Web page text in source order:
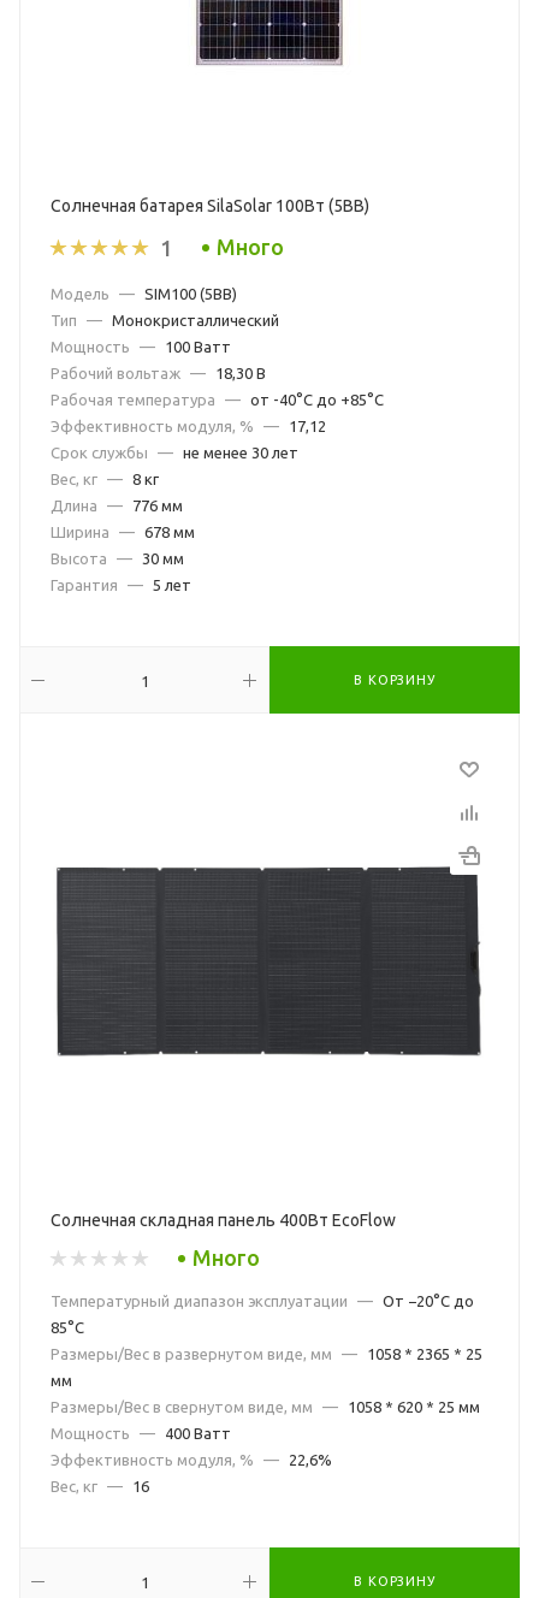
Солнечная батарея SilaSolar 100Вт (5BB)
1 Много
Модель — SIM100 (5BB)
Тип
— Монокристаллический
Мощность
—
100 Ватт
Рабочий вольтаж —
18,30 В
Рабочая температура
— от -40°С до +85°С
Эффективность модуля, %
—
17,12
Срок службы
— не менее 30 лет
Вес, кг — 8 кг
Длина
—
776 мм
Ширина
— 678 мм
Высота
—
30 мм
Гарантия
— 5 лет
В КОРЗИНУ
Солнечная складная панель 400Вт EcoFlow
Много
Температурный диапазон эксплуатации — От −20°C до
85°C
Размеры/Вес в развернутом виде, мм
—
1058 * 2365 * 25
мм
Размеры/Вес в свернутом виде, мм
—
1058 * 620 * 25 мм
Мощность
—
400 Ватт
Эффективность модуля, %
—
22,6%
Вес, кг — 16
В КОРЗИНУ